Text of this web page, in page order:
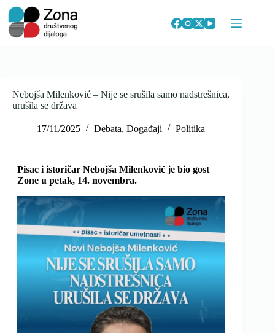
Skip
content
Nebojša Milenković – Nije se srušila samo nadstrešnica,
urušila se država
17/11/2025 Debata, Događaji Politika
Pisac i istoričar Nebojša Milenković je bio gost
Zone u petak, 14. novembra.